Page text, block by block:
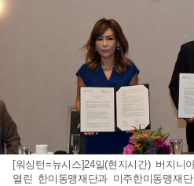
[워싱턴=뉴시스]24일(현지시간) 버지
열린 한미동맹재단과 미주한미동맹재